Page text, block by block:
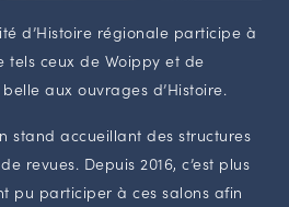
d’Histoire régionale participe à
tels ceux de Woippy et de
aux ouvrages d’Histoire.
stand accueillant des structures
revues. Depuis 2016, c’est plus
pu participer à ces salons afin